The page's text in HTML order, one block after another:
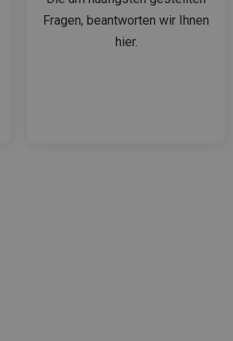
Fragen, beantworten wir Ihnen
hier.